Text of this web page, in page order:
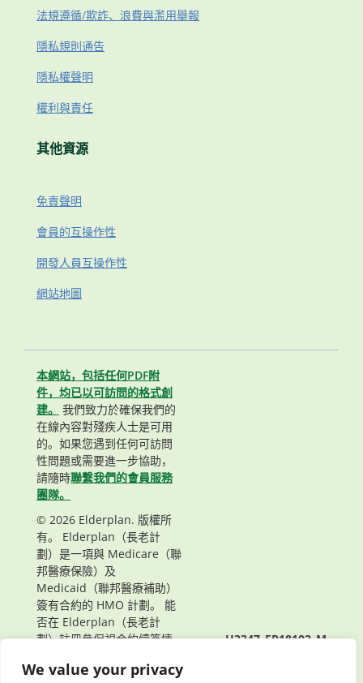
We value your privacy
法規遵循/欺詐、浪費與濫用舉報
隱私規則通告
隱私權聲明
權利與責任
其他資源
免責聲明
會員的互操作性
開發人員互操作性
網站地圖
本網站，包括任何PDF附
件，均已以可訪問的格式創
建。
我們致力於確保我們的
在線內容對殘疾人士是可用
的。如果您遇到任何可訪問
性問題或需要進一步協助，
請隨時聯繫我們的會員服務
團隊。
© 2026 Elderplan. 版權所
有。 Elderplan（長老計
劃）是一項與 Medicare（聯
邦醫療保險）及
Medicaid（聯邦醫療補助）
簽有合約的 HMO 計劃。 能
否在 Elderplan（長老計
劃）註冊參保視合約續簽情
H3347_EP18102_M